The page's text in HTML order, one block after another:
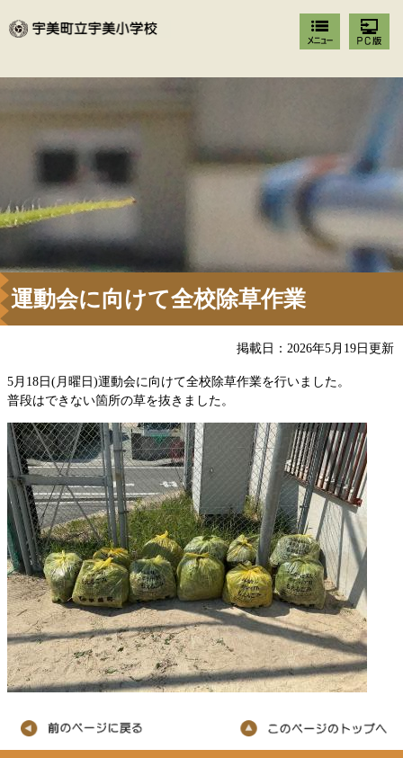
運動会に向けて全校除草作業
掲載日：2026年5月19日更新
5月18日(月曜日)運動会に向けて全校除草作業を行いました。
普段はできない箇所の草を抜きました。